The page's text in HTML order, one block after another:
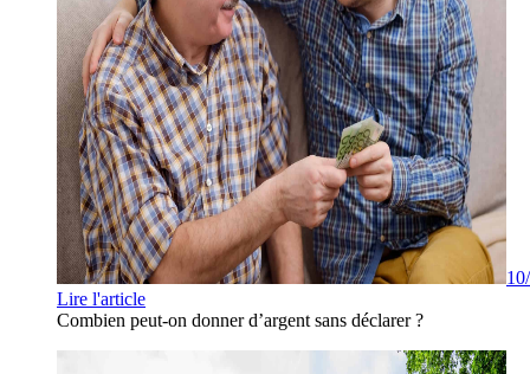
Lire l'article
Combien peut-on donner d’argent sans déclarer ?